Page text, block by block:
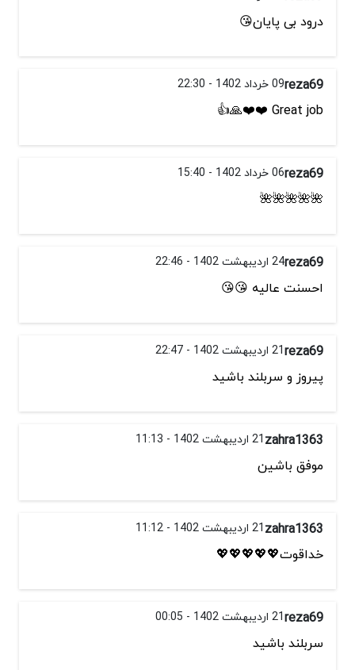
درود بی پایان😘
reza6909 خرداد 1402 - 22:30
Great job ❤️❤️🙏👍
reza6906 خرداد 1402 - 15:40
🌺🌺🌺🌺🌺
reza6924 اردیبهشت 1402 - 22:46
احسنت عالیه 😘😘
reza6921 اردیبهشت 1402 - 22:47
پیروز و سربلند باشید
zahra136321 اردیبهشت 1402 - 11:13
موفق باشین
zahra136321 اردیبهشت 1402 - 11:12
خداقوت💖💖💖💖💖
reza6921 اردیبهشت 1402 - 00:05
سربلند باشید